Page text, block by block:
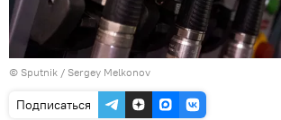
© Sputnik / Sergey Melkonov
Подписаться